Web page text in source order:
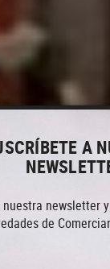
A
nuestra newsletter
de